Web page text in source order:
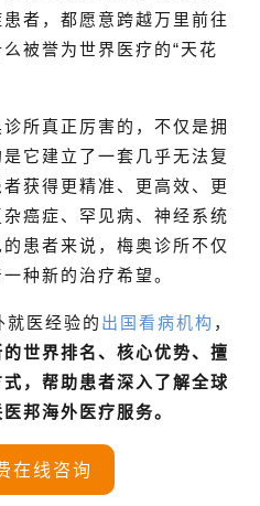
者，都愿意跨越万里前往
被誉为世界医疗的“天花
所真正厉害的，不仅是拥
它建立了一套几乎无法复
获得更精准、更高效、更
癌症、罕见病、神经系统
患者来说，梅奥诊所不仅
种新的治疗希望。
就医经验的 出国看病机构 ，
世界排名、核心优势、擅
，帮助患者深入了解全球
邦海外医疗服务。
在线咨询